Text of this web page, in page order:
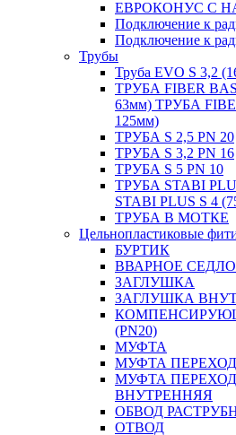
ЕВРОКОНУС С
Подключение к
Подключение к
Трубы
Труба EVO S 3,2
ТРУБА FIBER
63мм) ТРУБА
125мм)
ТРУБА S 2,5 PN 20
ТРУБА S 3,2 PN 16
ТРУБА S 5 PN 10
ТРУБА STABI
STABI PLUS S 4
ТРУБА В МОТКЕ
Цельнопластиковые
БУРТИК
ВВАРНОЕ СЕДЛО
ЗАГЛУШКА
ЗАГЛУШКА
(PN20)
МУФТА
МУФТА
МУФТА
ВНУТРЕННЯЯ
ОБВОД
ОТВОД